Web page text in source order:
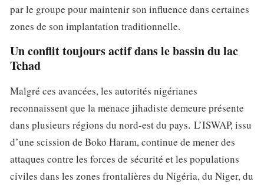
par le groupe pour maintenir son influence dans certaines
zones de son implantation traditionnelle.
Un conflit toujours actif dans le bassin du lac
Tchad
Malgré ces avancées, les autorités nigérianes
reconnaissent que la menace jihadiste demeure présente
dans plusieurs régions du nord-est du pays. L’ISWAP, issu
d’une scission de Boko Haram, continue de mener des
attaques contre les forces de sécurité et les populations
civiles dans les zones frontalières du Nigéria, du Niger, du